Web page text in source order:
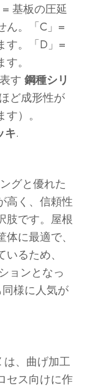
= 基板の圧延
ん。「C」=
す。「D」=
。
す鋼種シリ
ど成形性が
）。
キ.
グと優れた
高く、信頼性
肢です。屋根
に最適で、
るため、
ョンとなっ
同様に人気が
は、曲げ加工
セス向けに作